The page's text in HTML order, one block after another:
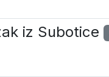
iz Subotice